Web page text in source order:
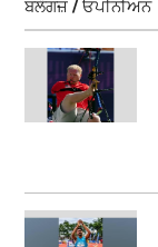
ਬਲੌਗਜ਼ / ਓਪੀਨੀਅਨ